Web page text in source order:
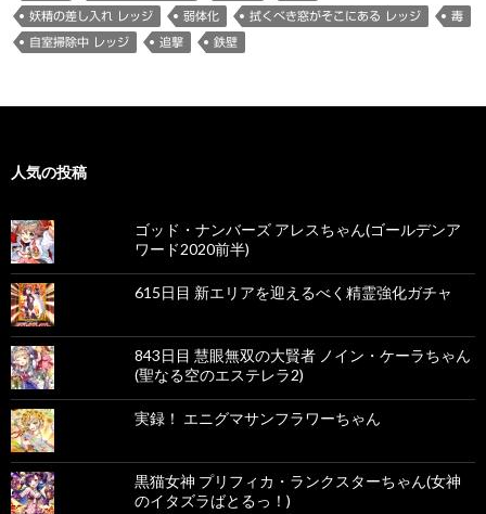
妖精の差し入れ レッジ 弱体化 拭くべき窓がそこにある レッジ 毒
自室掃除中 レッジ 追撃 鉄壁
人気の投稿
ゴッド・ナンバーズ アレスちゃん(ゴールデンア
ワード2020前半)
615日目 新エリアを迎えるべく精霊強化ガチャ
843日目 慧眼無双の大賢者 ノイン・ケーラちゃん
(聖なる空のエステレラ2)
実録！ エニグマサンフラワーちゃん
黒猫女神 プリフィカ・ランクスターちゃん(女神
のイタズラばとるっ！)